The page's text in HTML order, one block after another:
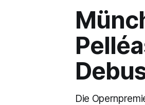
Die